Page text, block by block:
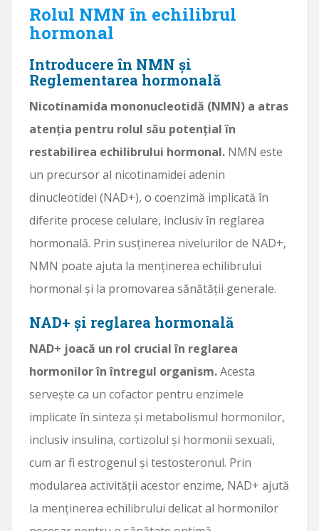
Rolul NMN în echilibrul
hormonal
Introducere în NMN și
Reglementarea hormonală
Nicotinamida mononucleotidă (NMN) a atras
atenția pentru rolul său potențial în
restabilirea echilibrului hormonal. NMN este
un precursor al nicotinamidei adenin
dinucleotidei (NAD+), o coenzimă implicată în
diferite procese celulare, inclusiv în reglarea
hormonală. Prin susținerea nivelurilor de NAD+,
NMN poate ajuta la menținerea echilibrului
hormonal și la promovarea sănătății generale.
NAD+ și reglarea hormonală
NAD+ joacă un rol crucial în reglarea
hormonilor în întregul organism.Acesta
servește ca un cofactor pentru enzimele
implicate în sinteza și metabolismul hormonilor,
inclusiv insulina, cortizolul și hormonii sexuali,
cum ar fi estrogenul și testosteronul. Prin
modularea activității acestor enzime, NAD+ ajută
la menținerea echilibrului delicat al hormonilor